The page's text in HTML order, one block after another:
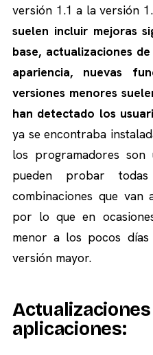
versión 1.1 a la versión
suelen incluir mejoras
base, actualizaciones
apariencia, nuevas
versiones menores
han detectado los
ya se encontraba
los programadores
pueden probar
combinaciones que
por lo que en
menor a los pocos
versión mayor.
aplicaciones: